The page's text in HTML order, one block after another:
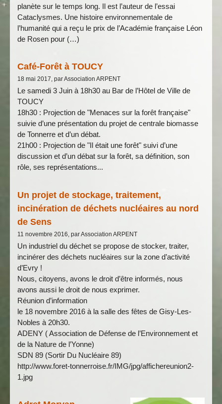
planète sur le temps long. Il est l’auteur de l’essai
Cataclysmes. Une histoire environnementale de
l’humanité qui a reçu le prix de l’Académie française Léon
de Rosen pour (…)
Café-Forêt à TOUCY
18 mai 2017, par Association ARPENT
Le samedi 3 Juin à 18h30 au Bar de l’Hôtel de Ville de
TOUCY
18h30 : Projection de "Menaces sur la forêt française"
suivie d’une présentation du projet de centrale biomasse
de Tonnerre et d’un débat.
21h00 : Projection de "Il était une forêt" suivi d’une
discussion et d’un débat sur la forêt, sa définition, son
rôle, ses représentations...
Un projet de stockage, traitement,
incinération de déchets nucléaires au nord
de Sens
11 novembre 2016, par Association ARPENT
Un industriel du déchet se propose de stocker, traiter,
incinérer des déchets nucléaires sur la zone d’activité
d’Evry !
Nous, citoyens, avons le droit d’être informés, nous
avons aussi le droit de nous exprimer.
Réunion d’information
le 18 novembre 2016 à la salle des fêtes de Gisy-Les-
Nobles à 20h30.
ADENY ( Association de Défense de l’Environnement et
de la Nature de l’Yonne)
SDN 89 (Sortir Du Nucléaire 89)
http://www.foret-tonnerroise.fr/IMG/jpg/affichereunion2-
1.jpg